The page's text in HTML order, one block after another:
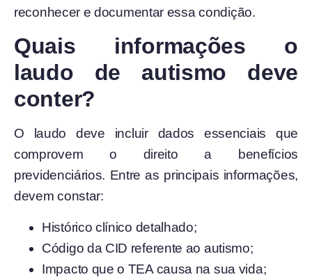
reconhecer e documentar essa condição.
Quais informações o
laudo de autismo deve
conter?
O laudo deve incluir dados essenciais que
comprovem o direito a benefícios
previdenciários. Entre as principais informações,
devem constar:
Histórico clínico detalhado;
Código da CID referente ao autismo;
Impacto que o TEA causa na sua vida;